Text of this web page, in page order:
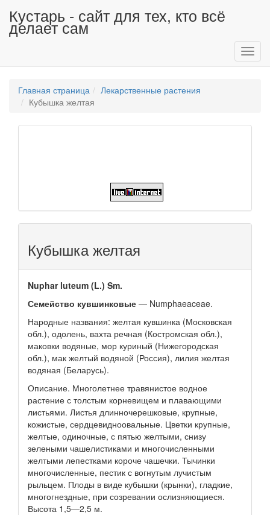
Кустарь - сайт для тех, кто всё
делает сам
Главная страница
Лекарственные растения
Кубышка желтая
Кубышка желтая
Nuphar luteum (L.) Sm.
Семейство кувшинковые — Numphaeaceae.
Народные названия: желтая кувшинка (Московская
обл.), одолень, вахта речная (Костромская обл.),
маковки водяные, мор куриный (Нижегородская
обл.), мак желтый водяной (Россия), лилия желтая
водяная (Беларусь).
Описание. Многолетнее травянистое водное
растение с толстым корневищем и плавающими
листьями. Листья длинночерешковые, крупные,
кожистые, сердцевидноовальные. Цветки крупные,
желтые, одиночные, с пятью желтыми, снизу
зелеными чашелистиками и многочисленными
желтыми лепестками короче чашечки. Тычинки
многочисленные, пестик с вогнутым лучистым
рыльцем. Плоды в виде кубышки (крынки), гладкие,
многогнездные, при созревании ослизняющиеся.
Высота 1,5—2,5 м.